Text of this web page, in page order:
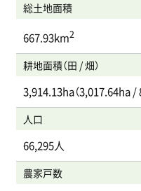
総土地面積
667.93km2
耕地面積（田 / 畑）
3,914.13ha（3,017.64ha /
人口
66,295人
農家戸数